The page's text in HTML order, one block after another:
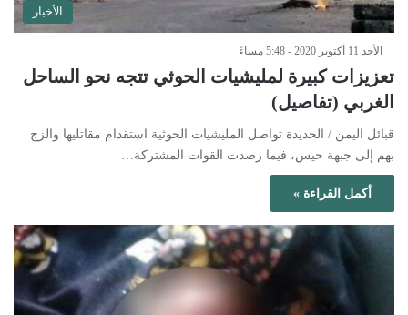
الأخبار
الأحد 11 أكتوبر 2020 - 5:48 مساءً
تعزيزات كبيرة لمليشيات الحوثي تتجه نحو الساحل
الغربي (تفاصيل)
قبائل اليمن / الحديدة تواصل المليشيات الحوثية استقدام مقاتليها والزج
بهم إلى جبهة حيس، فيما رصدت القوات المشتركة…
أكمل القراءة »